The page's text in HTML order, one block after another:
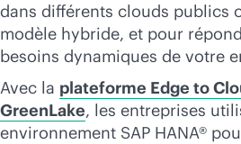
dans différents clouds publics
modèle hybride, et pour
besoins dynamiques de votre
Avec la plateforme Edge to
GreenLake, les entreprises
environnement SAP HANA®